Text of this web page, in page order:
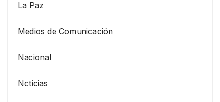
La Paz
Medios de Comunicación
Nacional
Noticias